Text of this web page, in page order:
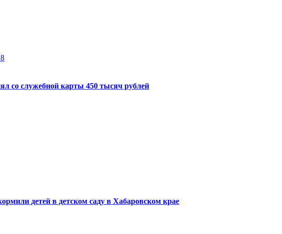
со служебной карты 450 тысяч рублей
детей в детском саду в Хабаровском крае